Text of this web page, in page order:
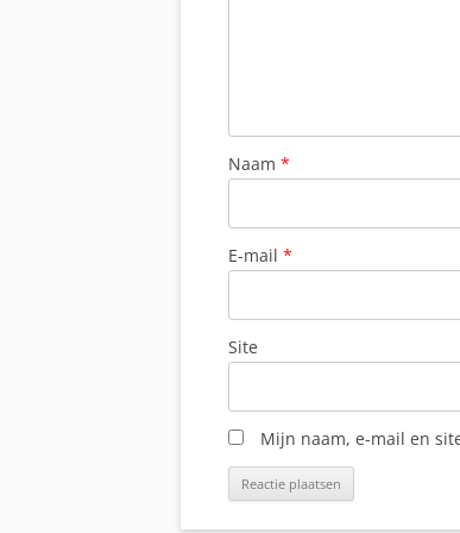
Naam *
E-mail *
Site
Mijn naam, e-mail en